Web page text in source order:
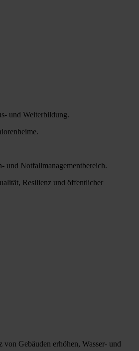
und Weiterbildung.
und Notfallmanagementbereich.
Resilienz und öffentlicher
Gebäuden erhöhen, Wasser- und